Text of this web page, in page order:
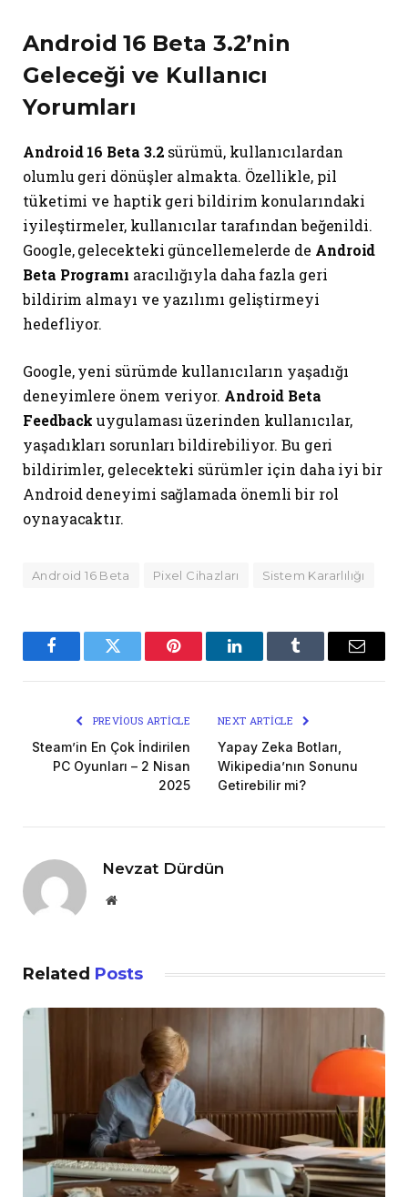
Android 16 Beta 3.2’nin
Geleceği ve Kullanıcı
Yorumları
Android 16 Beta 3.2 sürümü, kullanıcılardan
olumlu geri dönüşler almakta. Özellikle, pil
tüketimi ve haptik geri bildirim konularındaki
iyileştirmeler, kullanıcılar tarafından beğenildi.
Google, gelecekteki güncellemelerde de Android
Beta Programı aracılığıyla daha fazla geri
bildirim almayı ve yazılımı geliştirmeyi
hedefliyor.
Google, yeni sürümde kullanıcıların yaşadığı
deneyimlere önem veriyor. Android Beta
Feedback uygulaması üzerinden kullanıcılar,
yaşadıkları sorunları bildirebiliyor. Bu geri
bildirimler, gelecekteki sürümler için daha iyi bir
Android deneyimi sağlamada önemli bir rol
oynayacaktır.
Android 16 Beta Pixel Cihazları Sistem Kararlılığı
FacebookTwitter Pinterest LinkedInTumblr Email
PREVIOUS ARTICLE
Steam’in En Çok İndirilen
PC Oyunları – 2 Nisan
2025
NEXT ARTICLE
Yapay Zeka Botları,
Wikipedia’nın Sonunu
Getirebilir mi?
Nevzat Dürdün
Website
Related Posts